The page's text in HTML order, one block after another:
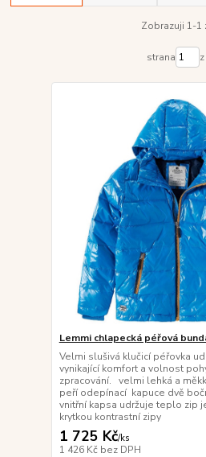
Zobrazuji 1-1
strana
Lemmi chlapecká péřová
Velmi slušivá klučicí péřovka
vynikající komfort a volnost
zpracování. velmi lehká a
peří odepínací kapuce dvě
vnitřní kapsa udržuje teplo zip
krytkou kontrastní zipy
1 725 Kč/ks
1 426 Kč bez DPH